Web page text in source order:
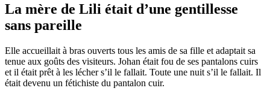
La mère de Lili était d’une gentillesse
sans pareille
Elle accueillait à bras ouverts tous les amis de sa fille et adaptait sa
tenue aux goûts des visiteurs. Johan était fou de ses pantalons cuirs
et il était prêt à les lécher s’il le fallait. Toute une nuit s’il le fallait. Il
était devenu un fétichiste du pantalon cuir.